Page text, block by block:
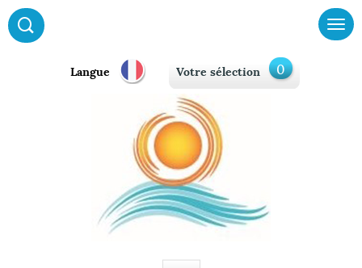
Langue Votre sélection 0